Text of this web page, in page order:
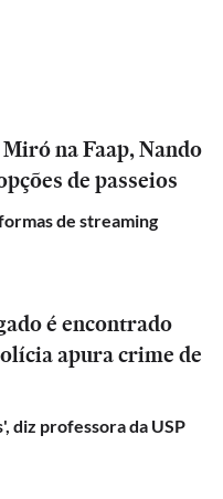
na Faap, Nando
de passeios
de streaming
é encontrado
apura crime de
diz professora da USP